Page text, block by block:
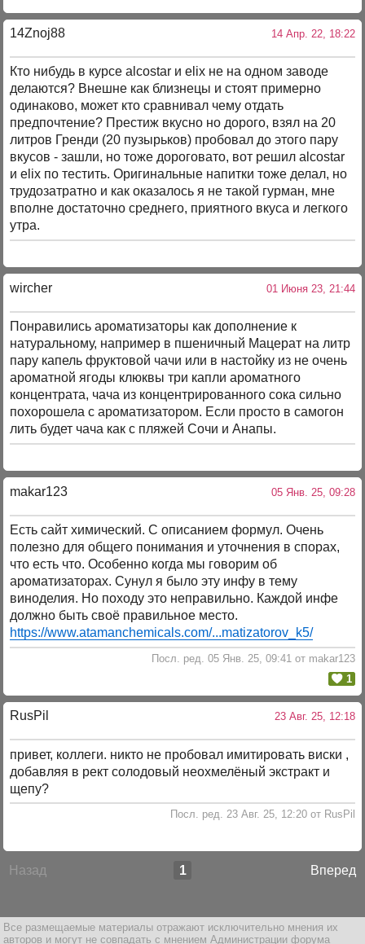
14Znoj88 14 Апр. 22, 18:22
Кто нибудь в курсе alcostar и elix не на одном заводе
делаются? Внешне как близнецы и стоят примерно
одинаково, может кто сравнивал чему отдать
предпочтение? Престиж вкусно но дорого, взял на 20
литров Гренди (20 пузырьков) пробовал до этого пару
вкусов - зашли, но тоже дороговато, вот решил alcostar
и elix по тестить. Оригинальные напитки тоже делал, но
трудозатратно и как оказалось я не такой гурман, мне
вполне достаточно среднего, приятного вкуса и легкого
утра.
wircher 01 Июня 23, 21:44
Понравились ароматизаторы как дополнение к
натуральному, например в пшеничный Мацерат на литр
пару капель фруктовой чачи или в настойку из не очень
ароматной ягоды клюквы три капли ароматного
концентрата, чача из концентрированного сока сильно
похорошела с ароматизатором. Если просто в самогон
лить будет чача как с пляжей Сочи и Анапы.
makar123 05 Янв. 25, 09:28
Есть сайт химический. С описанием формул. Очень
полезно для общего понимания и уточнения в спорах,
что есть что. Особенно когда мы говорим об
ароматизаторах. Сунул я было эту инфу в тему
виноделия. Но походу это неправильно. Каждой инфе
должно быть своё правильное место.
https://www.atamanchemicals.com/...matizatorov_k5/
Посл. ред. 05 Янв. 25, 09:41 от makar123
1
RusPil 23 Авг. 25, 12:18
привет, коллеги. никто не пробовал имитировать виски ,
добавляя в рект солодовый неохмелёный экстракт и
щепу?
Посл. ред. 23 Авг. 25, 12:20 от RusPil
Назад Вперед
1
Все размещаемые материалы отражают исключительно мнения их
авторов и могут не совпадать с мнением Администрации форума